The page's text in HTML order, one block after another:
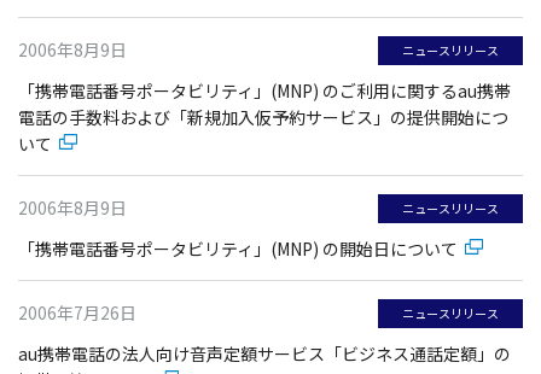
2006年8月9日 ニュースリリース
「携帯電話番号ポータビリティ」(MNP) のご利用に関するau携帯
電話の手数料および「新規加入仮予約サービス」の提供開始につ
いて
2006年8月9日 ニュースリリース
「携帯電話番号ポータビリティ」(MNP) の開始日について
2006年7月26日 ニュースリリース
au携帯電話の法人向け音声定額サービス「ビジネス通話定額」の